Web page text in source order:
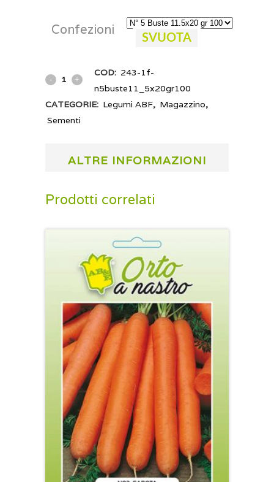
Confezioni
SVUOTA
COD: 243-1f-
n5buste11_5x20gr100
CATEGORIE: Legumi ABF, Magazzino,
Sementi
ALTRE INFORMAZIONI
Prodotti correlati